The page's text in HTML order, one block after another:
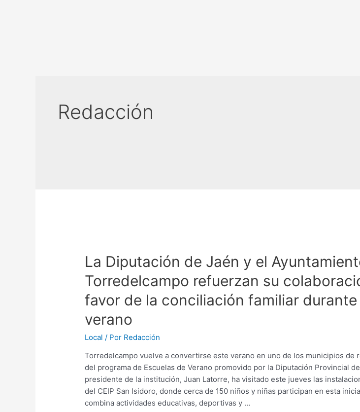
Redacción
La Diputación de Jaén y el
Torredelcampo refuerzan su
favor de la conciliación familiar durante
verano
Local / Por Redacción
Torredelcampo vuelve a convertirse este verano en uno de los municipios de
del programa de Escuelas de Verano promovido por la Diputación Provincial
presidente de la institución, Juan Latorre, ha visitado este jueves las
del CEIP San Isidoro, donde cerca de 150 niños y niñas participan en esta
combina actividades educativas, deportivas y …